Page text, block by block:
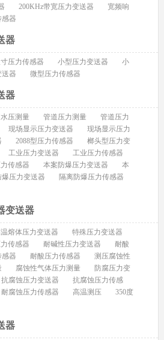
200KHz带宽压力变送器
宽频响
感器
器
压力传感器 小型压力变送器
小
器 微型压力传感器
器
压测量 管道压力测量
管道压力
现场显示压力变送器
现场显示压力
2088型压力传感器
榔头型压力变
工业压力变送器
工业压力传感器
传感器 本案防爆压力变送器
本
爆压力变送器
隔离防爆压力传感器
变送器
熔体压力变送器
特殊压力变送器
传感器 耐碱性压力变送器
耐酸
器 耐酸压力传感器
测压腐蚀性
腐蚀性气体压力测量
防腐压力变
抗腐蚀压力变送器
抗腐蚀压力传感
耐腐蚀压力传感器 高温测压
350度
器